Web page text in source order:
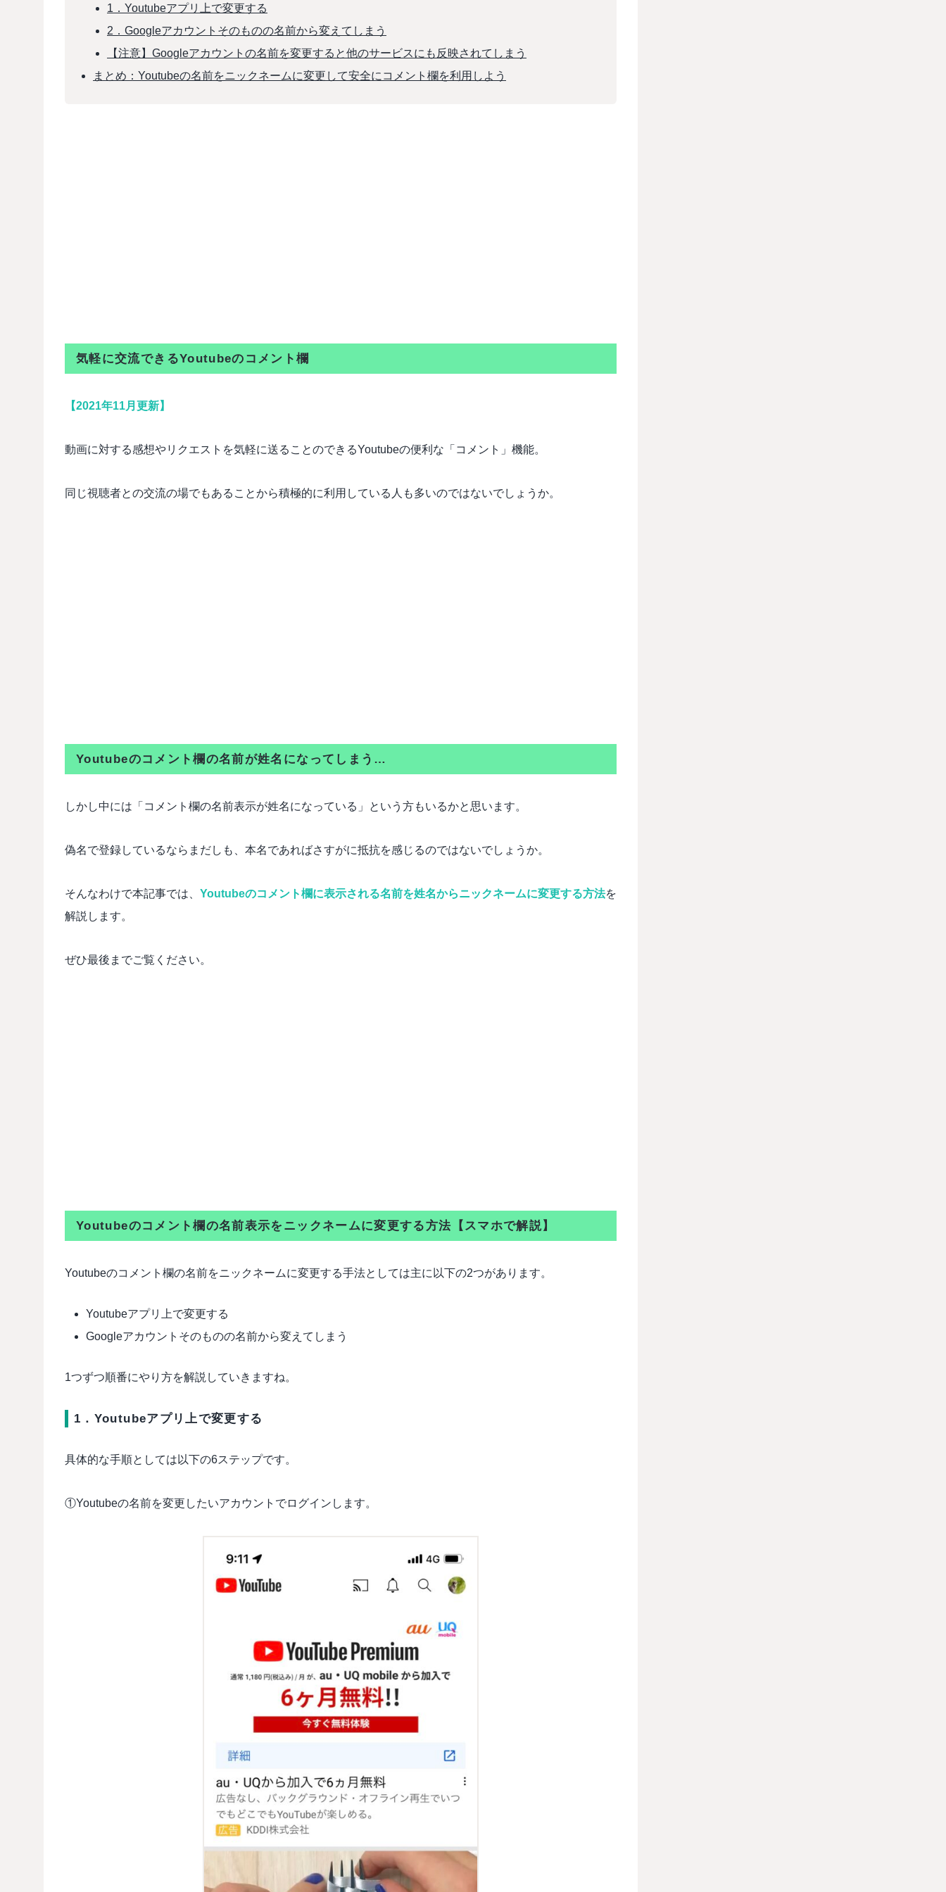
1．Youtubeアプリ上で変更する
2．Googleアカウントそのものの名前から変えてしまう
【注意】Googleアカウントの名前を変更すると他のサービスにも反映されてしまう
まとめ：Youtubeの名前をニックネームに変更して安全にコメント欄を利用しよう
気軽に交流できるYoutubeのコメント欄
【2021年11月更新】
動画に対する感想やリクエストを気軽に送ることのできるYoutubeの便利な「コメント」機能。
同じ視聴者との交流の場でもあることから積極的に利用している人も多いのではないでしょうか。
Youtubeのコメント欄の名前が姓名になってしまう…
しかし中には「コメント欄の名前表示が姓名になっている」という方もいるかと思います。
偽名で登録しているならまだしも、本名であればさすがに抵抗を感じるのではないでしょうか。
そんなわけで本記事では、 Youtubeのコメント欄に表示される名前を姓名からニックネームに変更する方法を
解説します。
ぜひ最後までご覧ください。
Youtubeのコメント欄の名前表示をニックネームに変更する方法【スマホで解説】
Youtubeのコメント欄の名前をニックネームに変更する手法としては主に以下の2つがあります。
Youtubeアプリ上で変更する
Googleアカウントそのものの名前から変えてしまう
1つずつ順番にやり方を解説していきますね。
1．Youtubeアプリ上で変更する
具体的な手順としては以下の6ステップです。
①Youtubeの名前を変更したいアカウントでログインします。